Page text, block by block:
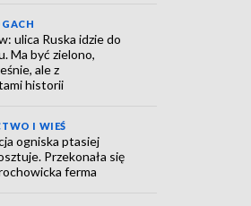
ulica Ruska idzie do
Ma być zielono,
ale z
historii
I WIEŚ
ogniska ptasiej
Przekonała się
ferma